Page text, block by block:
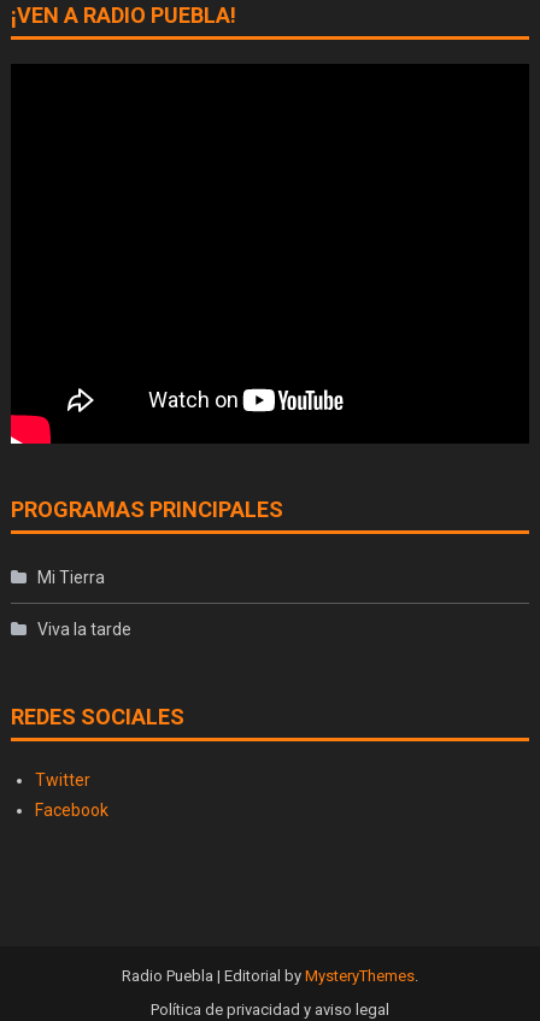
¡VEN A RADIO PUEBLA!
PROGRAMAS PRINCIPALES
Mi Tierra
Viva la tarde
REDES SOCIALES
Twitter
Facebook
Radio Puebla | Editorial by MysteryThemes
Política de privacidad y aviso legal